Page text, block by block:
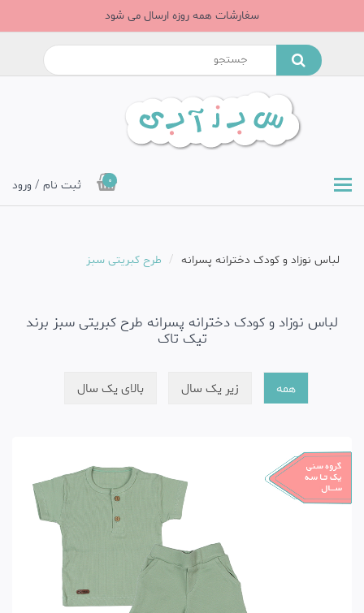
سفارشات همه روزه ارسال می شود
0 ثبت نام / ورود
لباس نوزاد و کودک دخترانه پسرانه طرح کبریتی سبز
لباس نوزاد و کودک دخترانه پسرانه طرح کبریتی سبز برند
تیک تاک
همه زیر یک سال بالای یک سال